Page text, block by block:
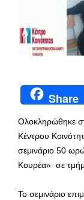
Share
Ολοκληρώθηκε
Κέντρου
σεμινάριο 50
Κουρέα» σε
Το σεμινάριο